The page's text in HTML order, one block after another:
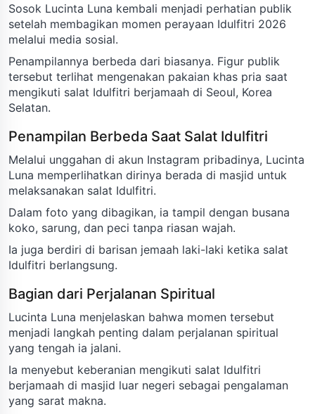
Sosok Lucinta Luna kembali menjadi perhatian publik
setelah membagikan momen perayaan Idulfitri 2026
melalui media sosial.
Penampilannya berbeda dari biasanya. Figur publik
tersebut terlihat mengenakan pakaian khas pria saat
mengikuti salat Idulfitri berjamaah di Seoul, Korea
Selatan.
Penampilan Berbeda Saat Salat Idulfitri
Melalui unggahan di akun Instagram pribadinya, Lucinta
Luna memperlihatkan dirinya berada di masjid untuk
melaksanakan salat Idulfitri.
Dalam foto yang dibagikan, ia tampil dengan busana
koko, sarung, dan peci tanpa riasan wajah.
Ia juga berdiri di barisan jemaah laki-laki ketika salat
Idulfitri berlangsung.
Bagian dari Perjalanan Spiritual
Lucinta Luna menjelaskan bahwa momen tersebut
menjadi langkah penting dalam perjalanan spiritual
yang tengah ia jalani.
Ia menyebut keberanian mengikuti salat Idulfitri
berjamaah di masjid luar negeri sebagai pengalaman
yang sarat makna.